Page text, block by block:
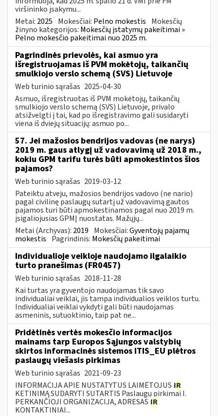
viršininko įsakymu...
Metai: 2025 Mokesčiai: Pelno mokestis Mokesčių
žinyno kategorijos: Mokesčių įstatymų pakeitimai »
Pelno mokesčio pakeitimai nuo 2025 m.
Pagrindinės prievolės, kai asmuo yra
išregistruojamas iš PVM mokėtojų, taikančių
smulkiojo verslo schemą (SVS) Lietuvoje
Web turinio sąrašas 2025-04-30
Asmuo, išregistruotas iš PVM mokėtojų, taikančių
smulkiojo verslo schemą (SVS) Lietuvoje, privalo
atsižvelgti į tai, kad po išregistravimo gali susidaryti
viena iš dviejų situacijų: asmuo po...
57. Jei mažosios bendrijos vadovas (ne narys)
2019 m. gaus atlygį už vadovavimą už 2018 m.,
kokiu GPM tarifu turės būti apmokestintos šios
pajamos?
Web turinio sąrašas 2019-03-12
Pateiktu atveju, mažosios bendrijos vadovo (ne nario)
pagal civilinę paslaugų sutartį už vadovavimą gautos
pajamos turi būti apmokestinamos pagal nuo 2019 m.
įsigaliojusias GPMĮ nuostatas. Mažųjų...
Metai (Archyvas): 2019 Mokesčiai:Gyventojų pajamų
mokestis Pagrindinis: Mokesčių pakeitimai
Individualioje veikloje naudojamo ilgalaikio
turto pranešimas (FR0457)
Web turinio sąrašas 2018-11-28
Kai turtas yra gyventojo naudojamas tik savo
individualiai veiklai, jis tampa individualios veiklos turtu.
Individualiai veiklai vykdyti gali būti naudojamas
asmeninis, sutuoktinio, taip pat ne...
Pridėtinės vertės mokesčio informacijos
mainams tarp Europos Sąjungos valstybių
skirtos informacinės sistemos ITIS_EU plėtros
paslaugų viešasis pirkimas
Web turinio sąrašas 2021-09-23
INFORMACIJA APIE NUSTATYTUS LAIMĖTOJUS IR
KETINIMĄ SUDARYTI SUTARTIS Paslaugų pirkimai I.
PERKANČIOJI ORGANIZACIJA, ADRESAS IR
KONTAKTINIAI...